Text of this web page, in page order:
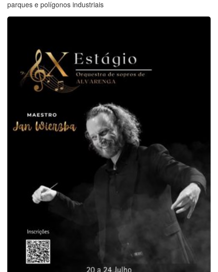
parques e polígonos industriais